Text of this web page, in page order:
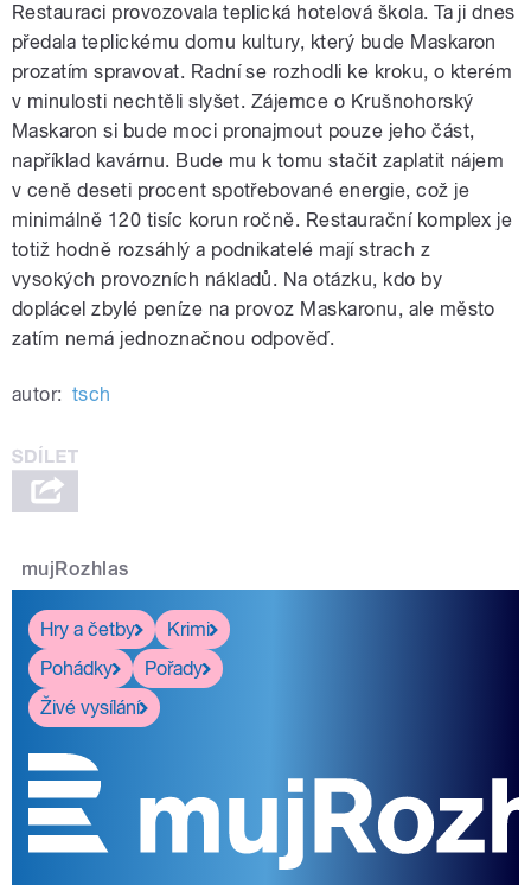
Restauraci provozovala teplická hotelová škola. Ta ji dnes
předala teplickému domu kultury, který bude Maskaron
prozatím spravovat. Radní se rozhodli ke kroku, o kterém
v minulosti nechtěli slyšet. Zájemce o Krušnohorský
Maskaron si bude moci pronajmout pouze jeho část,
například kavárnu. Bude mu k tomu stačit zaplatit nájem
v ceně deseti procent spotřebované energie, což je
minimálně 120 tisíc korun ročně. Restaurační komplex je
totiž hodně rozsáhlý a podnikatelé mají strach z
vysokých provozních nákladů. Na otázku, kdo by
doplácel zbylé peníze na provoz Maskaronu, ale město
zatím nemá jednoznačnou odpověď.
autor: tsch
mujRozhlas
Hry a četby
Krimi
Pohádky
Pořady
Živé vysílání